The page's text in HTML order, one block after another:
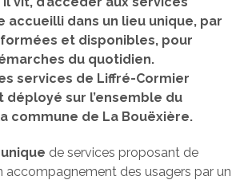
accueilli dans un lieu unique, par
et disponibles, pour
du quotidien.
services de Liffré-Cormier
sur l’ensemble du
commune de La Bouëxière.
de services proposant de
accompagnement des usagers par un